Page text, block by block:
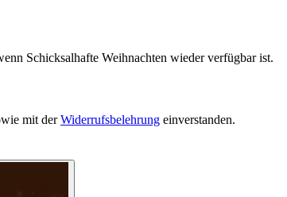
Schicksalhafte Weihnachten wieder verfügbar ist.
mit derWiderrufsbelehrung einverstanden.